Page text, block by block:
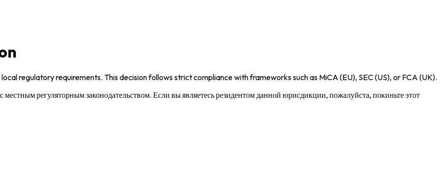
regulatory requirements. This decision follows strict compliance with frameworks such as MiCA (EU), SEC (US), or FCA (UK).
местным регуляторным законодательством. Если вы являетесь резидентом данной юрисдикции, пожалуйста, покиньте этот